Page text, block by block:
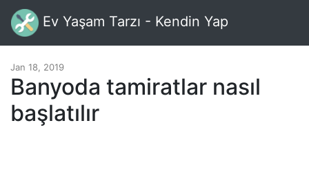
Ev Yaşam Tarzı - Kendin Yap
Jan 18, 2019
Banyoda tamiratlar nasıl
başlatılır